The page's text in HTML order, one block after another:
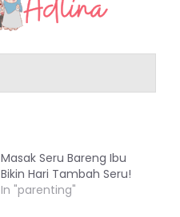
Masak Seru Bareng Ibu
Bikin Hari Tambah Seru!
In "parenting"